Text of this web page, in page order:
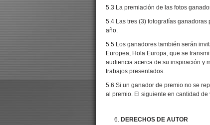
5.3 La premiación de las fotos
5.4 Las tres (3) fotografías
año.
5.5 Los ganadores también serán
Europea, Hola Europa, que se
audiencia acerca de su inspiración y
trabajos presentados.
5.6 Si un ganador de premio no se
al premio. El siguiente en cantidad
DERECHOS DE AUTOR